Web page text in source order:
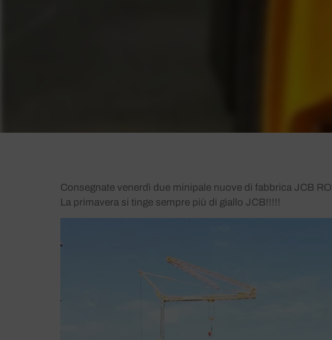
Consegnate venerdì due minipale nuove di fabbrica JCB
La primavera si tinge sempre più di giallo JCB!!!!!